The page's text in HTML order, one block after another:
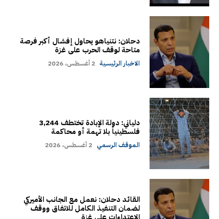
دحلان: نتنياهو يحاول إفشال أكبر فرصة
متاحة لوقف الحرب على غزة
الاخبار الرئيسية 2 أغسطس، 2026
دلياني: دولة الإبادة تختطف 3,244
فلسطينياً بلا تهمة أو محاكمة
الموقف الرسمي 2 أغسطس، 2026
القائد دحلان: نعمل مع الجانب الأميركي
لضمان التنفيذ الكامل للاتفاق ووقف